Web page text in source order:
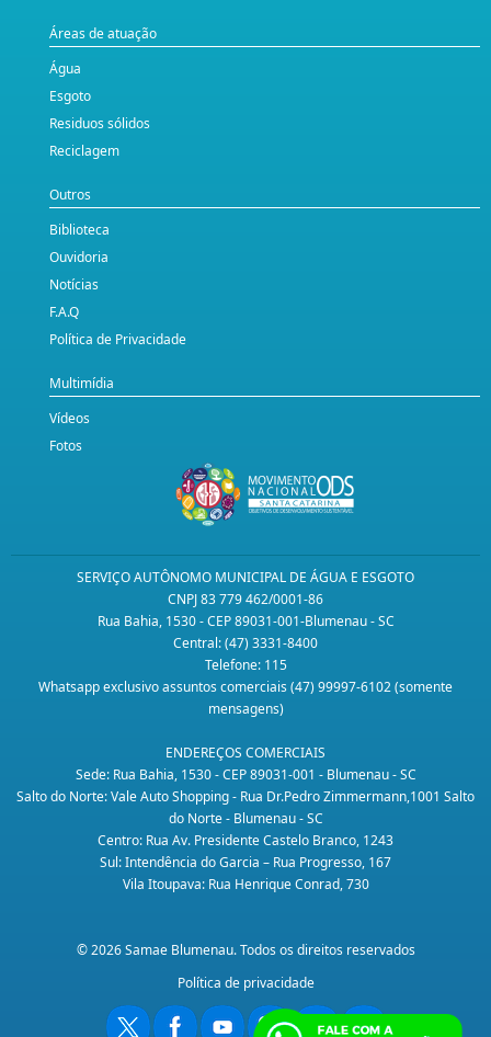
Áreas de atuação
Água
Esgoto
Residuos sólidos
Reciclagem
Outros
Biblioteca
Ouvidoria
Notícias
F.A.Q
Política de Privacidade
Multimídia
Vídeos
Fotos
SERVIÇO AUTÔNOMO MUNICIPAL DE ÁGUA E ESGOTO
CNPJ 83 779 462/0001-86
Rua Bahia, 1530 - CEP 89031-001-Blumenau - SC
Central: (47) 3331-8400
Telefone: 115
Whatsapp exclusivo assuntos comerciais (47) 99997-6102 (somente
mensagens)
ENDEREÇOS COMERCIAIS
Sede: Rua Bahia, 1530 - CEP 89031-001 - Blumenau - SC
Salto do Norte: Vale Auto Shopping - Rua Dr.Pedro Zimmermann,1001 Salto
do Norte - Blumenau - SC
Centro: Rua Av. Presidente Castelo Branco, 1243
Sul: Intendência do Garcia – Rua Progresso, 167
Vila Itoupava: Rua Henrique Conrad, 730
© 2026 Samae Blumenau. Todos os direitos reservados
Política de privacidade